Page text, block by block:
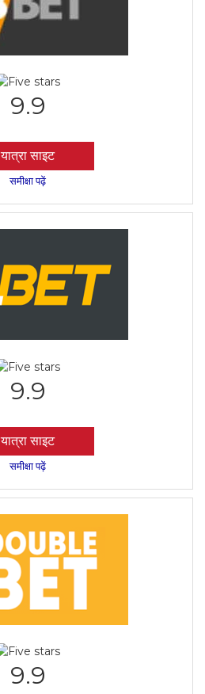
9.9
यात्रा साइट
समीक्षा पढ़ें
9.9
यात्रा साइट
समीक्षा पढ़ें
9.9